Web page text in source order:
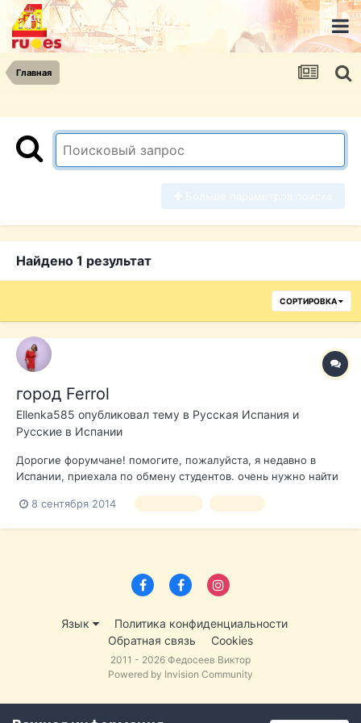
Главная
Найдено 1 результат
СОРТИРОВКА
город Ferrol
Ellenka585 опубликовал тему в Русская Испания и
Русские в Испании
Дорогие форумчане! помогите, пожалуйста, я недавно в
Испании, приехала по обмену студентов. очень нужно найти
знаю, где купить нормальную еду. у меня желудок болит
8 сентября 2014
Язык
Политика конфиденциальности
Обратная связь
Cookies
2011 - 2026 Федосеев Виктор
Powered by Invision Community